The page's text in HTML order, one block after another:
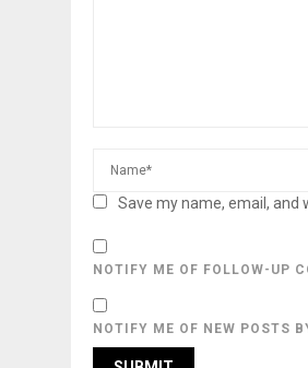
Save my name, email, and
NOTIFY ME OF FOLLOW-UP
NOTIFY ME OF NEW POSTS